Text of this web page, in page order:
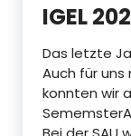
IGEL
Das letzte
Auch für
konnten wir